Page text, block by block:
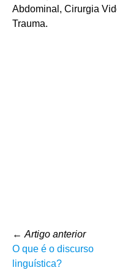
Abdominal, Cirurgia
Trauma.
← Artigo anterior
O que é o discurso
linguística?